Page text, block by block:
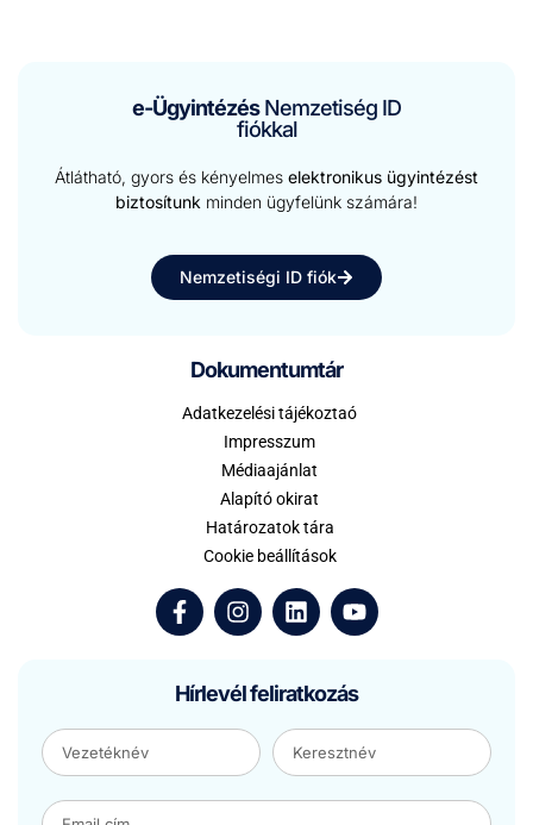
e-ÜgyintézésNemzetiség ID
fiókkal
Átlátható, gyors és kényelmes elektronikus ügyintézést
biztosítunk minden ügyfelünk számára!
Nemzetiségi ID fiók
Dokumentumtár
Adatkezelési tájékoztaó
Impresszum
Médiaajánlat
Alapító okirat
Határozatok tára
Cookie beállítások
Hírlevél feliratkozás